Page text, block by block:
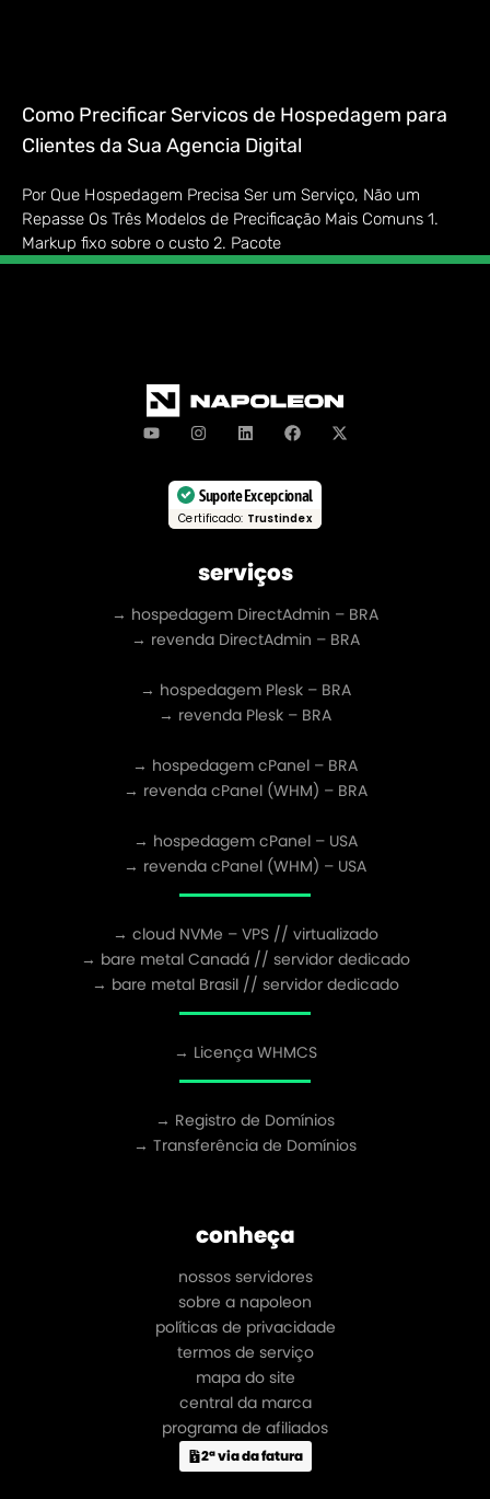
Como Precificar Servicos de Hospedagem para
Clientes da Sua Agencia Digital
Por Que Hospedagem Precisa Ser um Serviço, Não um
Repasse Os Três Modelos de Precificação Mais Comuns 1.
Markup fixo sobre o custo 2. Pacote
Suporte Excepcional
Certificado: Trustindex
serviços
→ hospedagem DirectAdmin – BRA
→ revenda DirectAdmin – BRA
→ hospedagem Plesk – BRA
→ revenda Plesk – BRA
→ hospedagem cPanel – BRA
→ revenda cPanel (WHM) – BRA
→ hospedagem cPanel – USA
→ revenda cPanel (WHM) – USA
→ cloud NVMe – VPS // virtualizado
→ bare metal Canadá // servidor dedicado
→ bare metal Brasil // servidor dedicado
→ Licença WHMCS
→ Registro de Domínios
→ Transferência de Domínios
conheça
nossos servidores
sobre a napoleon
políticas de privacidade
termos de serviço
mapa do site
central da marca
programa de afiliados
2ª via da fatura